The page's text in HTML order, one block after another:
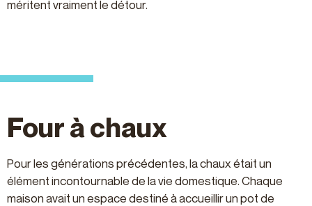
méritent vraiment le détour.
Four à chaux
Pour les générations précédentes, la chaux était un
élément incontournable de la vie domestique. Chaque
maison avait un espace destiné à accueillir un pot de